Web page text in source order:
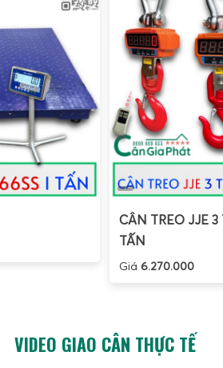
CÂN TREO JJE
TẤN
Giá6.270.000
VIDEO GIAO CÂN THỰC TẾ